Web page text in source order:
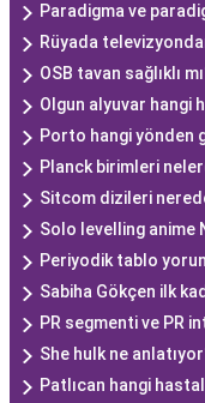
Paradigma ve
Rüyada
OSB tavan sağlıklı
Olgun alyuvar hangi
Porto hangi yönden
Planck birimleri
Sitcom dizileri
Solo levelling anime
Periyodik tablo
Sabiha Gökçen ilk
PR segmenti ve PR
She hulk ne
Patlıcan hangi